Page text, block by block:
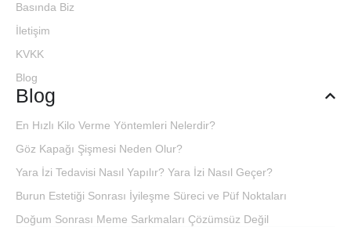
Basında Biz
İletişim
KVKK
Blog
Blog
En Hızlı Kilo Verme Yöntemleri Nelerdir?
Göz Kapağı Şişmesi Neden Olur?
Yara İzi Tedavisi Nasıl Yapılır? Yara İzi Nasıl Geçer?
Burun Estetiği Sonrası İyileşme Süreci ve Püf Noktaları
Doğum Sonrası Meme Sarkmaları Çözümsüz Değil